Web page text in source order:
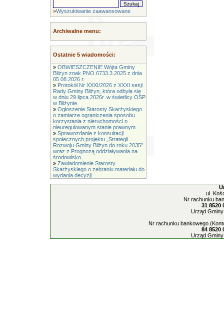
»Wyszukiwanie zaawansowane
Archiwalne menu:
Ostatnie 5 wiadomości:
» OBWIESZCZENIE Wójta Gminy
Bliżyn znak PNO.6733.3.2025 z dnia
05.08.2026 r.
» Protokół Nr XXXI/2026 z XXXI sesji
Rady Gminy Bliżyn, która odbyła się
w dniu 29 lipca 2026r. w świetlicy OSP
w Bliżynie.
» Ogłoszenie Starosty Skarżyskiego
o zamiarze ograniczenia sposobu
korzystania z nieruchomości o
nieuregulowanym stanie prawnym
» Sprawozdanie z konsultacji
społecznych projektu „Strategii
Rozwoju Gminy Bliżyn do roku 2035”
wraz z Prognozą oddziaływania na
środowisko.
» Zawiadomienie Starosty
Skarżyskiego o zebraniu materiału do
wydania decyzji
ul.
Nr rachunku
31 8520
Urząd
Nr rachunku bankowego
84 8520
Urząd